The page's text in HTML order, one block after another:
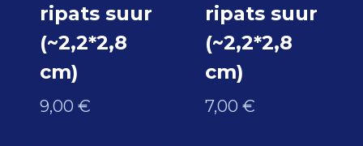
ripats suur
(~2,2*2,8
cm)
9,00 €
ripats suur
(~2,2*2,8
cm)
7,00 €